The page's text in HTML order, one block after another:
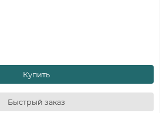
Купить
Быстрый заказ